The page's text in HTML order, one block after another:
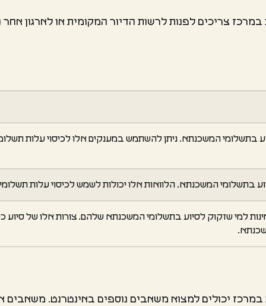
צריכים לפנות לרשות הדיור המקומית או לארגון
בתשלומי המשכנתא. ניתן להשתמש במענקים אלו לכיסוי עלות
בתשלומי המשכנתא. הלוואות אלו יכולות לשמש לכיסוי עלות
למי שזקוק לסיוע בתשלומי המשכנתא שלהם. צורות אלו של
יכולים למצוא משאבים נוספים באינטרנט. משאבים